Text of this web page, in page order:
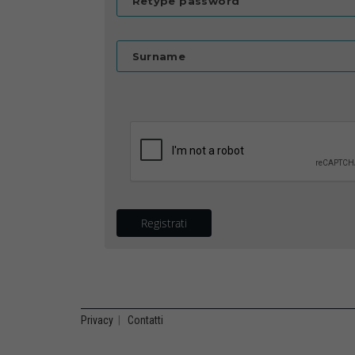
Surname
Registrati
Privacy Contatti